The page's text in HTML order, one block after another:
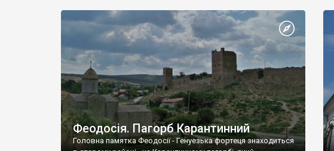
Феодосія. Пагорб Карантинний
Головна памятка Феодосії - Генуезька фортеця знаходиться